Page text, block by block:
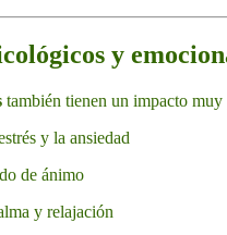
y
también tienen un impacto
y la ansiedad
de ánimo
y relajación